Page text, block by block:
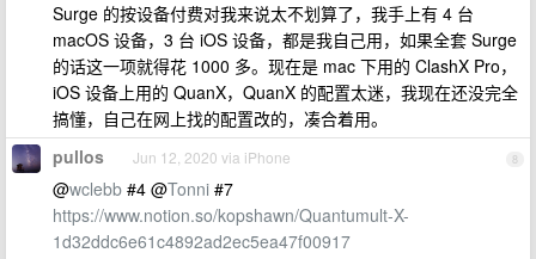
Surge 的按设备付费对我来说太不划算了，我手上有 4 台
macOS 设备，3 台 iOS 设备，都是我自己用，如果全套 Surge
的话这一项就得花 1000 多。现在是 mac 下用的 ClashX Pro，
iOS 设备上用的 QuanX，QuanX 的配置太迷，我现在还没完全
搞懂，自己在网上找的配置改的，凑合着用。
8
pullos Jun 12, 2020 via iPhone
@wclebb #4 @Tonni #7
https://www.notion.so/kopshawn/Quantumult-X-
1d32ddc6e61c4892ad2ec5ea47f00917